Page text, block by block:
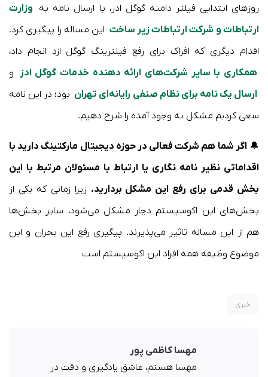
روزهای ابتدایی فیلتر دامنه گوگل ادز، با ارسال نامه به وزارت
ارتباطات و شرکت ارتباطات زیر ساخت این مساله را پیگیری کرد.
اقدام دیگری که افراک برای رفع فیلترینگ گوگل ازد انجام داد،
همکاری با سایر شرکت‌های ارائه دهنده خدمات گوگل ادز
و
ارسال یک نامه برای نظام صنفی رایانه‌ای تهران بود؛ در این نامه
سعی کردیم مشکل به وجود آمده را شرح دهیم.
🔔 اگر شما هم شرکت فعالی در حوزه دیجیتال مارکتینگ دارید با
اقداماتی نظیر نامه نگاری یا ارتباط با مسئولان مرتبط با این
بخش قدمی برای رفع این مشکل بردارید. زیرا زمانی که یکی از
بخش‌های این اکوسیستم دچار مشکل می‌شود، سایر بخش‌ها
هم از این مساله تاثیر می‌پذیرند. پیگیری رفع این بحران و این
موضوع وظیفه همه افراد این اکوسیستم است
خبری
مهسا کاظمی پور
مهسا هستم، عاشق یادگیری و دقت در